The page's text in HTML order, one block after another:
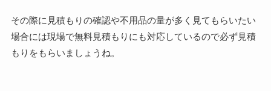
その際に見積もりの確認や不用品の量が多く見てもらいたい
場合には現場で無料見積もりにも対応しているので必ず見積
もりをもらいましょうね。